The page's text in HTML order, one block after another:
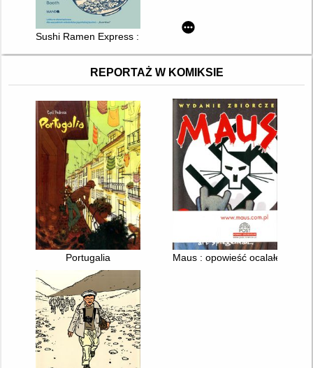
Sushi Ramen Express : wszystkie smaki Japonii
REPORTAŻ W KOMIKSIE
Portugalia Maus : opowieść ocalałego. 1,